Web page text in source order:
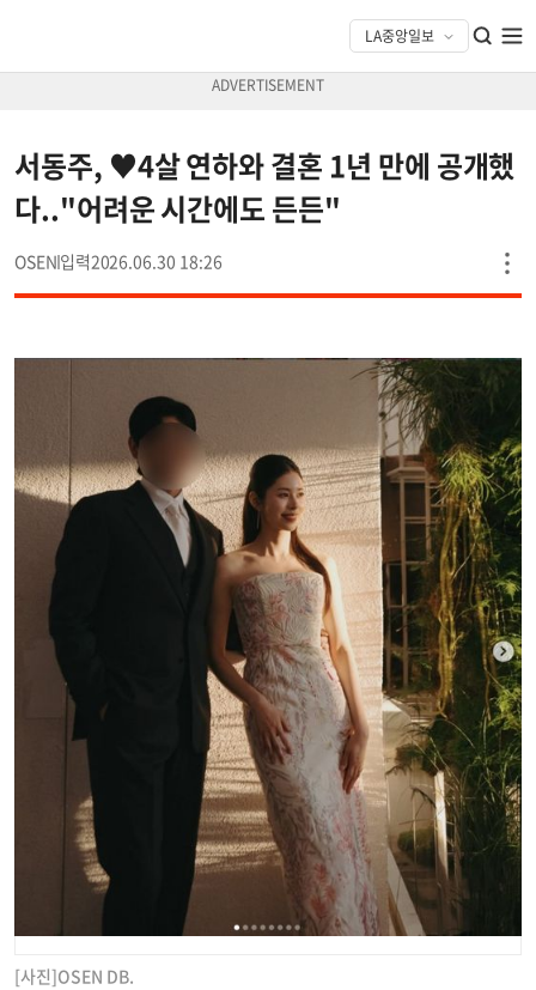
서동주, ♥4살 연하와 결혼 1년 만에 공개했
다.."어려운 시간에도 든든"
OSEN 2026.06.30 18:26
[사진]OSEN DB.